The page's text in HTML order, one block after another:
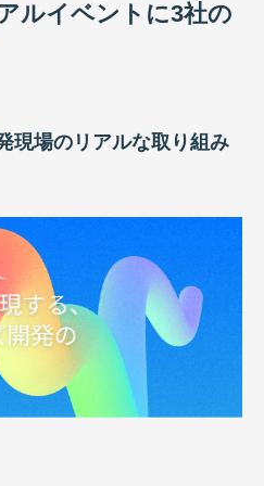
ルイベントに3社の
現場のリアルな取り組み